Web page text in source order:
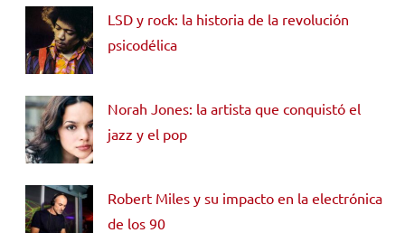
LSD y rock: la historia de la revolución
psicodélica
Norah Jones: la artista que conquistó el
jazz y el pop
Robert Miles y su impacto en la electrónica
de los 90